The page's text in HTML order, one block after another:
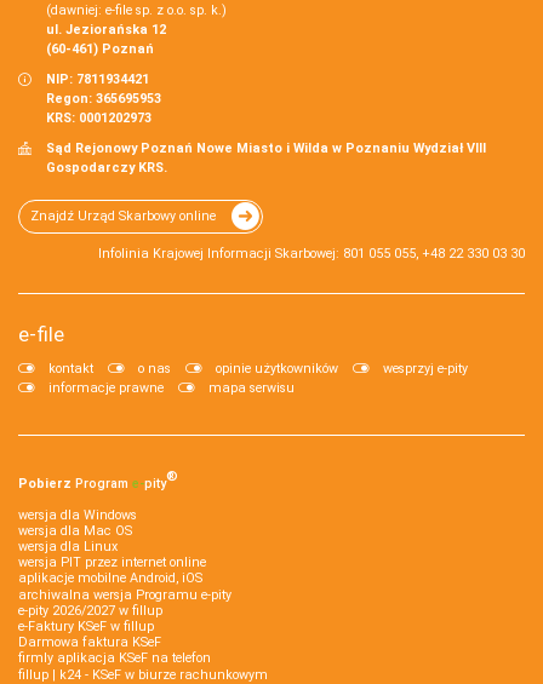
(dawniej: e-file sp. z o.o. sp. k.)
ul. Jeziorańska 12
(60-461) Poznań
NIP: 7811934421
Regon: 365695953
KRS: 0001202973
Sąd Rejonowy Poznań Nowe Miasto i Wilda w Poznaniu Wydział VIII
Gospodarczy KRS.
Znajdź Urząd Skarbowy online
Infolinia Krajowej Informacji Skarbowej: 801 055 055, +48 22 330 03 30
e-file
kontakt o nas opinie użytkowników
wesprzyj e-pity
informacje prawne
mapa serwisu
Pobierz Program e‑pity®
wersja dla Windows
wersja dla Mac OS
wersja dla Linux
wersja PIT przez internet online
aplikacje mobilne Android, iOS
archiwalna wersja Programu e-pity
e-pity 2026/2027 w fillup
e‑Faktury KSeF w fillup
Darmowa faktura KSeF
firmly aplikacja KSeF na telefon
fillup | k24 - KSeF w biurze rachunkowym